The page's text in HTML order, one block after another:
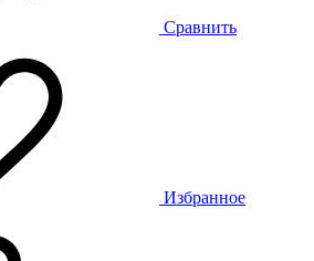
Сравнить
Избранное